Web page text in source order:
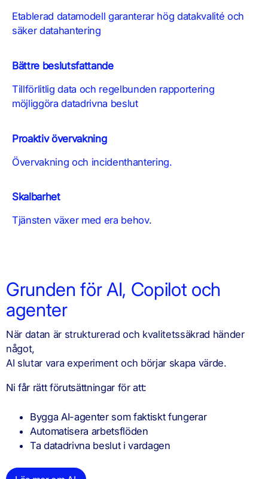
Etablerad datamodell garanterar hög datakvalité och
säker datahantering
Bättre beslutsfattande
Tillförlitlig data och regelbunden rapportering
möjliggöradatadrivna beslut
Proaktiv övervakning
Övervakning och incidenthantering.
Skalbarhet
Tjänsten växer med era behov.
Grunden för AI, Copilot och
agenter
När datan är strukturerad och kvalitetssäkrad händer
något,
AI slutar vara experiment och börjar skapa värde.
Ni får rätt förutsättningar för att:
Bygga AI-agenter som faktiskt fungerar
Automatisera arbetsflöden
Ta datadrivna beslut i vardagen